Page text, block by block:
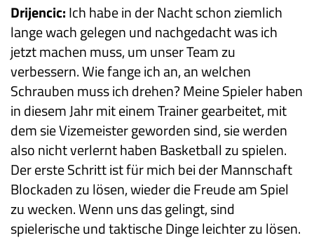
Drijencic:Ich habe in der Nacht schon ziemlich
lange wach gelegen und nachgedacht was ich
jetzt machen muss, um unser Team zu
verbessern. Wie fange ich an, an welchen
Schrauben muss ich drehen? Meine Spieler haben
in diesem Jahr mit einem Trainer gearbeitet, mit
dem sie Vizemeister geworden sind, sie werden
also nicht verlernt haben Basketball zu spielen.
Der erste Schritt ist für mich bei der Mannschaft
Blockaden zu lösen, wieder die Freude am Spiel
zu wecken. Wenn uns das gelingt, sind
spielerische und taktische Dinge leichter zu lösen.